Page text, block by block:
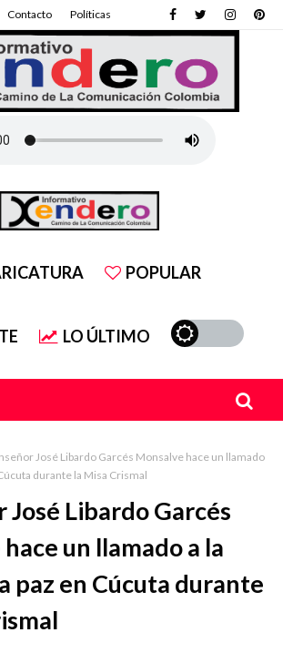
Contacto Políticas
POPULAR
LO ÚLTIMO
José Libardo Garcés Monsalve hace un llamado
durante la Misa Crismal
José Libardo Garcés
un llamado a la
paz en Cúcuta durante